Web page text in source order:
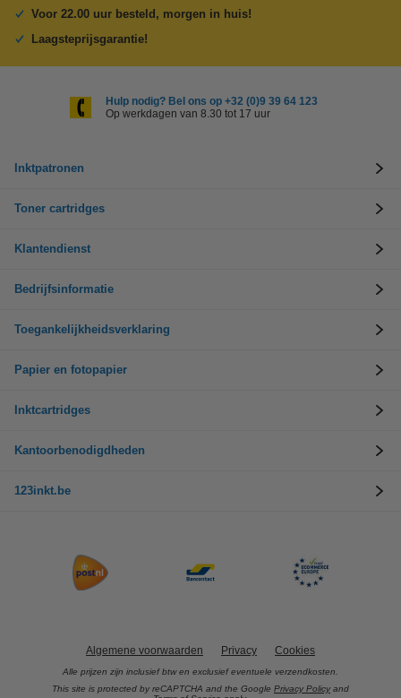
Voor 22.00 uur besteld, morgen in huis!
Laagsteprijsgarantie!
Hulp nodig? Bel ons op +32 (0)9 39 64 123
Op werkdagen van 8.30 tot 17 uur
Inktpatronen
Toner cartridges
Klantendienst
Bedrijfsinformatie
Toegankelijkheidsverklaring
Papier en fotopapier
Inktcartridges
Kantoorbenodigdheden
123inkt.be
Algemene voorwaarden Privacy Cookies
Alle prijzen zijn inclusief btw en exclusief eventuele verzendkosten.
This site is protected by reCAPTCHA and the Google Privacy Policy and